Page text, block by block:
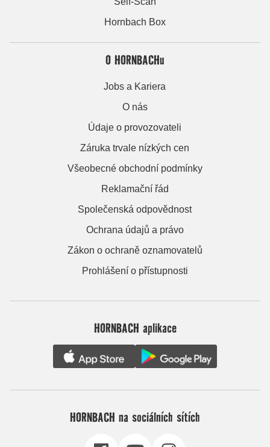
Hornbach Box
O HORNBACHu
Jobs a Kariera
O nás
Údaje o provozovateli
Záruka trvale nízkých cen
Všeobecné obchodní podmínky
Reklamační řád
Společenská odpovědnost
Ochrana údajů a právo
Zákon o ochraně oznamovatelů
Prohlášení o přístupnosti
HORNBACH aplikace
HORNBACH na sociálních sítích